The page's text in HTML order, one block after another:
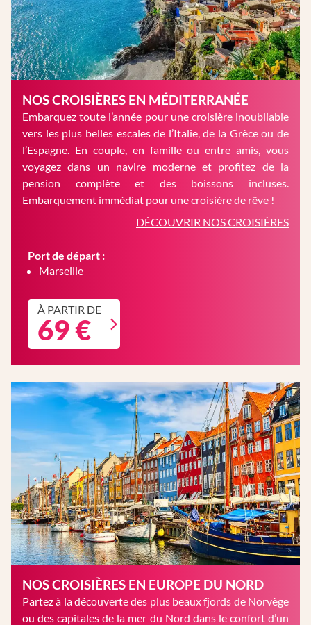
NOS CROISIÈRES EN MÉDITERRANÉE
Embarquez toute l’année pour une croisière inoubliable
vers les plus belles escales de l’Italie, de la Grèce ou de
l’Espagne. En couple, en famille ou entre amis, vous
voyagez dans un navire moderne et profitez de la
pension complète et des boissons incluses.
Embarquement immédiat pour une croisière de rêve !
DÉCOUVRIR NOS CROISIÈRES
Port de départ :
Marseille
À PARTIR DE
69 €
NOS CROISIÈRES EN EUROPE DU NORD
Partez à la découverte des plus beaux fjords de Norvège
ou des capitales de la mer du Nord dans le confort d’un